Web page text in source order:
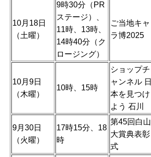
10月18日
（土曜）
9時30分（PR
ステージ）、
11時、13時、
14時40分（ク
ロージング）
ご当地キャ
ラ博2025
10月9日
（木曜）
10時、15時
ショップチ
ャンネル 日
本を見つけ
よう 石川
9月30日
（火曜）
17時15分、18
時
第45回白山
大賞典表彰
式